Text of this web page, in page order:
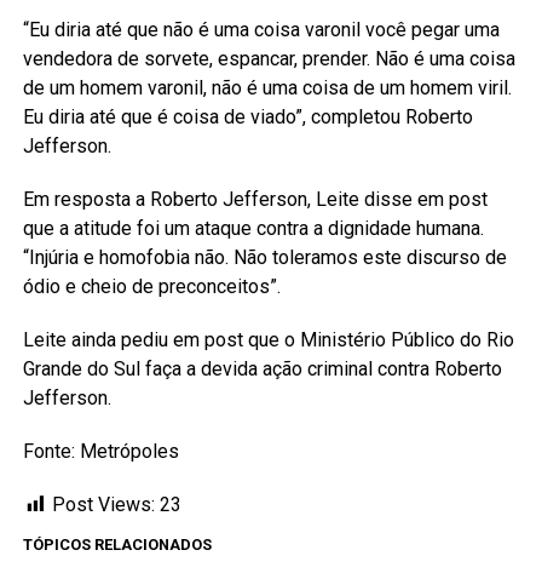
“Eu diria até que não é uma coisa varonil você pegar uma
vendedora de sorvete, espancar, prender. Não é uma coisa
de um homem varonil, não é uma coisa de um homem viril.
Eu diria até que é coisa de viado”, completou Roberto
Jefferson.
Em resposta a Roberto Jefferson, Leite disse em post
que a atitude foi um ataque contra a dignidade humana.
“Injúria e homofobia não. Não toleramos este discurso de
ódio e cheio de preconceitos”.
Leite ainda pediu em post que o Ministério Público do Rio
Grande do Sul faça a devida ação criminal contra Roberto
Jefferson.
Fonte: Metrópoles
Post Views: 23
TÓPICOS RELACIONADOS